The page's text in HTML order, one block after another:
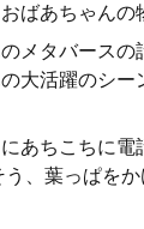
ばあちゃんの
メタバースの
大活躍のシー
あちこちに電
、葉っぱをか